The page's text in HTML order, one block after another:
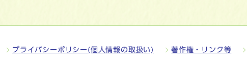
プライバシーポリシー(個人情報の取扱い) 著作権・リンク等